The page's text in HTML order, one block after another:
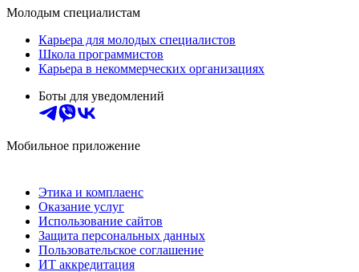
Молодым специалистам
Карьера для молодых специалистов
Школа программистов
Карьера в некоммерческих организациях
Боты для уведомлений
Мобильное приложение
Этика и комплаенс
Оказание услуг
Использование сайтов
Защита персональных данных
Пользовательское соглашение
ИТ аккредитация